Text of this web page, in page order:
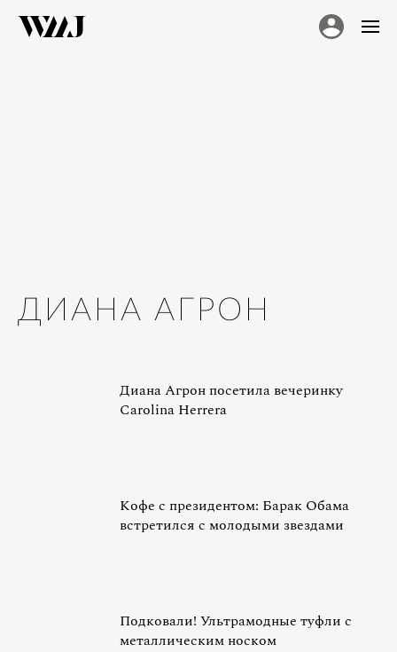
ДИАНА АГРОН
Диана Агрон посетила вечеринку
Carolina Herrera
Кофе с президентом: Барак Обама
встретился с молодыми звездами
Подковали! Ультрамодные туфли с
металлическим носком